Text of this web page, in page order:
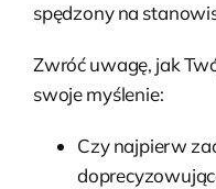
spędzony na
Zwróć uwagę, jak
swoje myślenie:
Czy najpierw